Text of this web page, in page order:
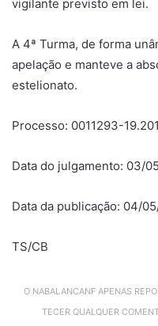
vigilante previsto em lei.
A 4ª Turma, de forma
apelação e manteve a
estelionato.
Processo: 0011293-
Data do julgamento: 03/
Data da publicação: 04/
TS/CB
O NABALANCANF APENAS
TECER QUALQUER